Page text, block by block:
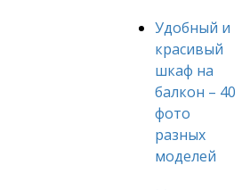
Удобный и
красивый
шкаф на
балкон – 40
фото
разных
моделей